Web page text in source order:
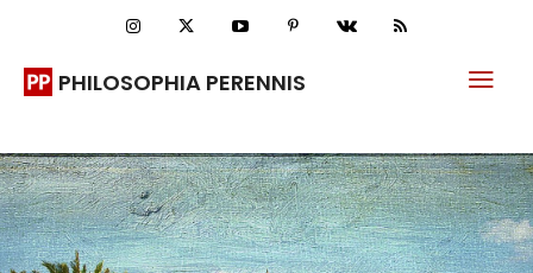
PHILOSOPHIA PERENNIS